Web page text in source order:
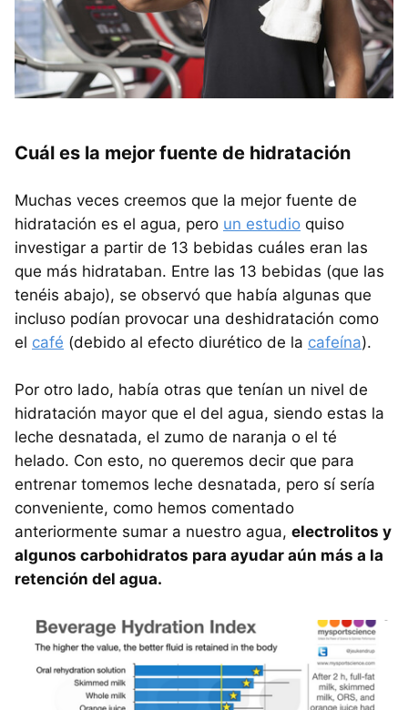
Cuál es la mejor fuente de hidratación
Muchas veces creemos que la mejor fuente de
hidratación es el agua, pero un estudio quiso
investigar a partir de 13 bebidas cuáles eran las
que más hidrataban. Entre las 13 bebidas (que las
tenéis abajo), se observó que había algunas que
incluso podían provocar una deshidratación como
el café (debido al efecto diurético de la cafeína).
Por otro lado, había otras que tenían un nivel de
hidratación mayor que el del agua, siendo estas la
leche desnatada, el zumo de naranja o el té
helado. Con esto, no queremos decir que para
entrenar tomemos leche desnatada, pero sí sería
conveniente, como hemos comentado
anteriormente sumar a nuestro agua, electrolitos y
algunos carbohidratos para ayudar aún más a la
retención del agua.